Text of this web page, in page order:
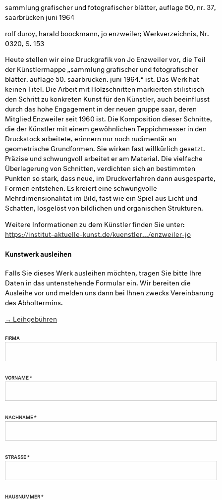
sammlung grafischer und fotografischer blätter, auflage 50, nr. 37,
saarbrücken juni 1964
rolf duroy, harald boockmann, jo enzweiler; Werkverzeichnis, Nr.
0320, S. 153
Heute stellen wir eine Druckgrafik von Jo Enzweiler vor, die Teil
der Künstlermappe „sammlung grafischer und fotografischer
blätter. auflage 50. saarbrücken. juni 1964.“ ist. Das Werk hat
keinen Titel. Die Arbeit mit Holzschnitten markierten stilistisch
den Schritt zu konkreten Kunst für den Künstler, auch beeinflusst
durch das hohe Engagement in der neuen gruppe saar, deren
Mitglied Enzweiler seit 1960 ist. Die Komposition dieser Schnitte,
die der Künstler mit einem gewöhnlichen Teppichmesser in den
Druckstock arbeitete, erinnern nur noch rudimentär an
geometrische Grundformen. Sie wirken fast willkürlich gesetzt.
Präzise und schwungvoll arbeitet er am Material. Die vielfache
Überlagerung von Schnitten, verdichten sich an bestimmten
Punkten so stark, dass neue, im Druckverfahren dann ausgesparte,
Formen entstehen. Es kreiert eine schwungvolle
Mehrdimensionalität im Bild, fast wie ein Spiel aus Licht und
Schatten, losgelöst von bildlichen und organischen Strukturen.
Weitere Informationen zu dem Künstler finden Sie unter:
https://institut-aktuelle-kunst.de/kuenstler.../enzweiler-jo
Kunstwerk ausleihen
Falls Sie dieses Werk ausleihen möchten, tragen Sie bitte Ihre
Daten in das untenstehende Formular ein. Wir bereiten die
Ausleihe vor und melden uns dann bei Ihnen zwecks Vereinbarung
des Abholtermins.
→ Leihgebühren
FIRMA
VORNAME *
NACHNAME *
STRASSE *
HAUSNUMMER *